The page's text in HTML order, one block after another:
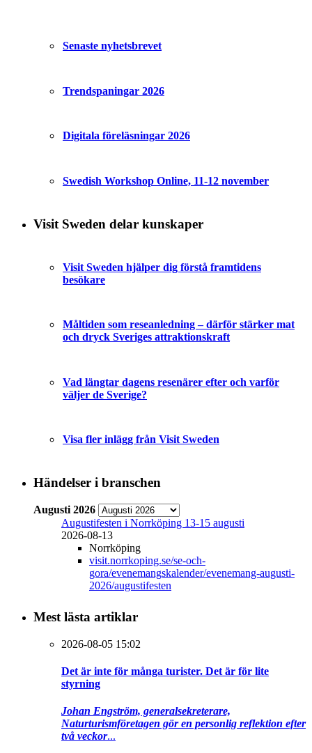
Senaste nyhetsbrevet
Trendspaningar 2026
Digitala föreläsningar 2026
Swedish Workshop Online, 11-12 november
Visit Sweden delar kunskaper
Visit Sweden hjälper dig förstå framtidens
besökare
Måltiden som reseanledning – därför stärker mat
och dryck Sveriges attraktionskraft
Vad längtar dagens resenärer efter och varför
väljer de Sverige?
Visa fler inlägg från Visit Sweden
Händelser i branschen
Augusti 2026
Augustifesten i Norrköping 13-15 augusti
2026-08-13
Norrköping
visit.norrkoping.se/se-och-
gora/evenemangskalender/evenemang-augusti-
2026/augustifesten
Mest lästa artiklar
2026-08-05 15:02
Det är inte för många turister. Det är för lite
styrning
Johan Engström, generalsekreterare,
Naturturismföretagen gör en personlig reflektion efter
två veckor...